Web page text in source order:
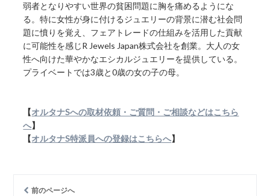
弱者となりやすい世界の貧困問題に胸を痛めるようにな
る。特に女性が身に付けるジュエリーの背景に潜む社会問
題に憤りを覚え、フェアトレードの仕組みを活用した貢献
に可能性を感じR Jewels Japan株式会社を創業。大人の女
性へ向けた華やかなエシカルジュエリーを提供している。
プライベートでは3歳と0歳の女の子の母。
【オルタナSへの取材依頼・ご質問・ご相談などはこちら
へ】
【オルタナS特派員への登録はこちらへ】
前のページへ